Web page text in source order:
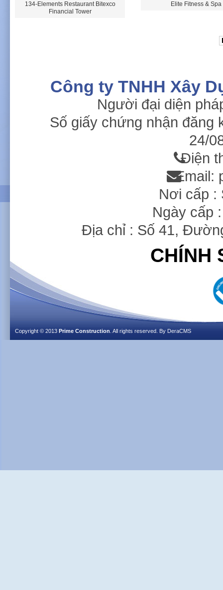
134-Elements Restaurant Bitexco
Financial Tower
Elite Fitness & Spa
Công ty TNHH Xây
Người đại diện
Số giấy chứng nhận đăng
24/
Điện
Email:
Nơi cấp :
Ngày cấp
Địa chỉ : Số 41,
CHÍNH
Copyright © 2013 Prime Construction . All rights reserved. By DeraCMS